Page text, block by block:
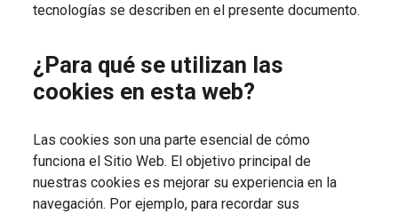
tecnologías se describen en el presente documento.
¿Para qué se utilizan las
cookies en esta web?
Las cookies son una parte esencial de cómo
funciona el Sitio Web. El objetivo principal de
nuestras cookies es mejorar su experiencia en la
navegación. Por ejemplo, para recordar sus